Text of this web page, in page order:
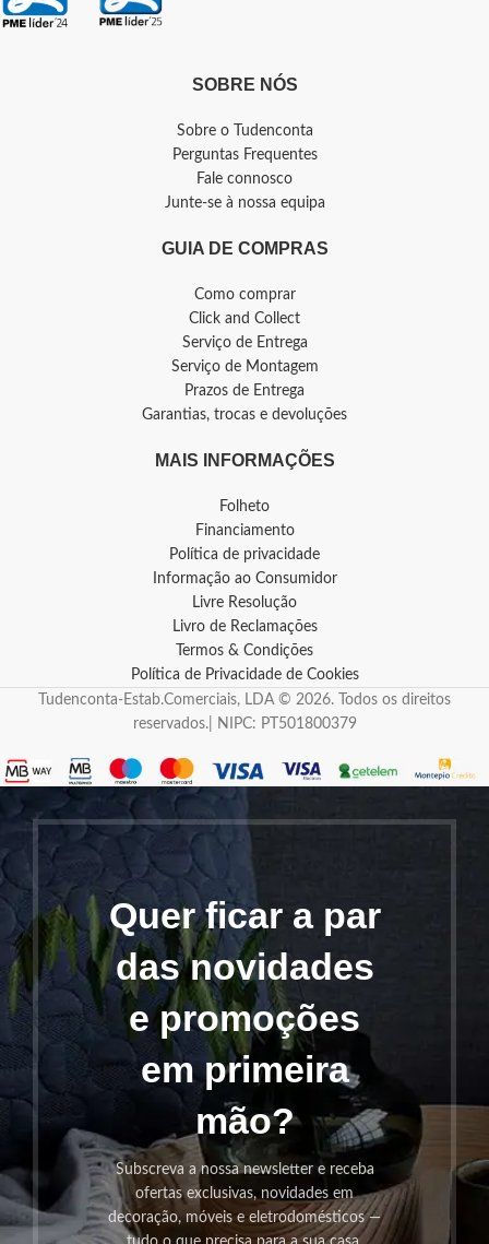
SOBRE NÓS
Sobre o Tudenconta
Perguntas Frequentes
Fale connosco
Junte-se à nossa equipa
GUIA DE COMPRAS
Como comprar
Click and Collect
Serviço de Entrega
Serviço de Montagem
Prazos de Entrega
Garantias, trocas e devoluções
MAIS INFORMAÇÕES
Folheto
Financiamento
Política de privacidade
Informação ao Consumidor
Livre Resolução
Livro de Reclamações
Termos & Condições
Política de Privacidade de Cookies
Tudenconta-Estab.Comerciais, LDA © 2026. Todos os direitos
reservados.| NIPC: PT501800379
Quer ficar a par
das novidades
e promoções
em primeira
mão?
Subscreva a nossa newsletter e receba
ofertas exclusivas, novidades em
decoração, móveis e eletrodomésticos —